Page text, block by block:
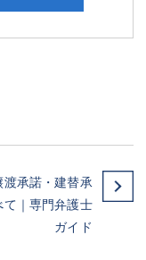
渡承諾・建替承
て｜専門弁護士
ガイド